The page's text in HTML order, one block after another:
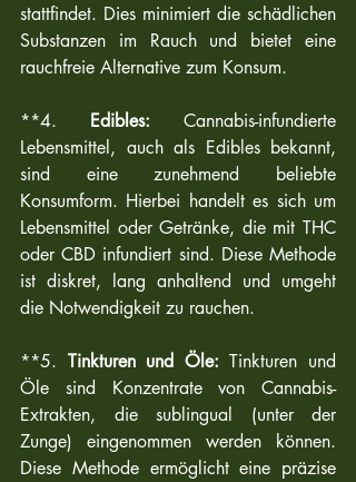
stattfindet. Dies minimiert die schädlichen
Substanzen im Rauch und bietet eine
rauchfreie Alternative zum Konsum.
**4. Edibles: Cannabis-infundierte
Lebensmittel, auch als Edibles bekannt,
sind eine zunehmend beliebte
Konsumform. Hierbei handelt es sich um
Lebensmittel oder Getränke, die mit THC
oder CBD infundiert sind. Diese Methode
ist diskret, lang anhaltend und umgeht
die Notwendigkeit zu rauchen.
**5. Tinkturen und Öle: Tinkturen und
Öle sind Konzentrate von Cannabis-
Extrakten, die sublingual (unter der
Zunge) eingenommen werden können.
Diese Methode ermöglicht eine präzise